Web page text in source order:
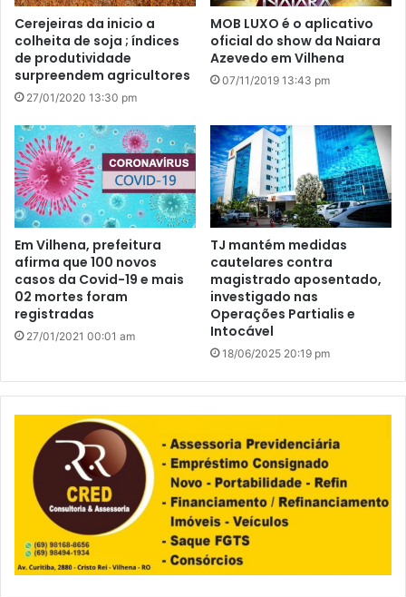
Cerejeiras da inicio a
colheita de soja ; índices
de produtividade
surpreendem agricultores
27/01/2020 13:30 pm
MOB LUXO é o aplicativo
oficial do show da Naiara
Azevedo em Vilhena
07/11/2019 13:43 pm
Em Vilhena, prefeitura
afirma que 100 novos
casos da Covid-19 e mais
02 mortes foram
registradas
27/01/2021 00:01 am
TJ mantém medidas
cautelares contra
magistrado aposentado,
investigado nas
Operações Partialis e
Intocável
18/06/2025 20:19 pm